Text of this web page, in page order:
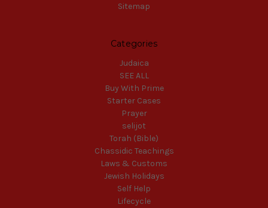
Sitemap
Categories
Judaica
SEE ALL
Buy With Prime
Starter Cases
Prayer
selijot
Torah (Bible)
Chassidic Teachings
Laws & Customs
Jewish Holidays
Self Help
Lifecycle